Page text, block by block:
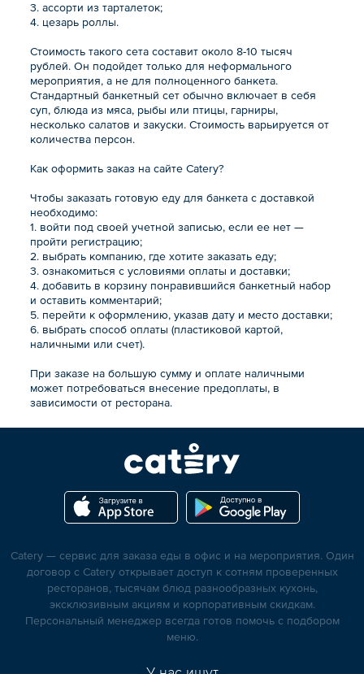
3. ассорти из тарталеток;
4. цезарь роллы.
Стоимость такого сета составит около 8-10 тысяч
рублей. Он подойдет только для неформального
мероприятия, а не для полноценного банкета.
Стандартный банкетный сет обычно включает в себя
суп, блюда из мяса, рыбы или птицы, гарниры,
несколько салатов и закуски. Стоимость варьируется от
количества персон.
Как оформить заказ на сайте Catery?
Чтобы заказать готовую еду для банкета с доставкой
необходимо:
1. войти под своей учетной записью, если ее нет —
пройти регистрацию;
2. выбрать компанию, где хотите заказать еду;
3. ознакомиться с условиями оплаты и доставки;
4. добавить в корзину понравившийся банкетный набор
и оставить комментарий;
5. перейти к оформлению, указав дату и место доставки;
6. выбрать способ оплаты (пластиковой картой,
наличными или счет).
При заказе на большую сумму и оплате наличными
может потребоваться внесение предоплаты, в
зависимости от ресторана.
Catery — сервис для заказа еды в офис и на мероприятия. Один
договор с Catery открывает доступ к сотням проверенных
ресторанов, тысячам блюд разнообразных кухонь,
эксклюзивным акциям и корпоративным скидкам.
Персональный менеджер всегда готов помочь с подбором
меню.